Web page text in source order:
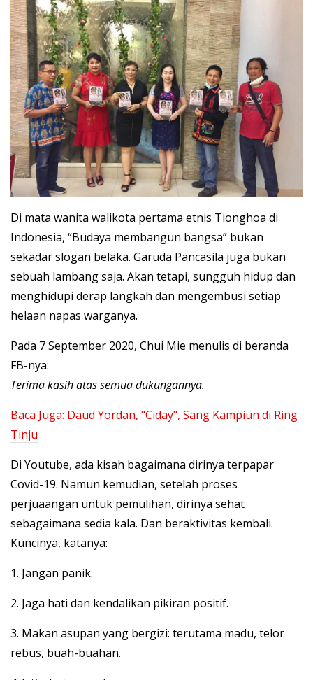
Di mata wanita walikota pertama etnis Tionghoa di
Indonesia, “Budaya membangun bangsa” bukan
sekadar slogan belaka. Garuda Pancasila juga bukan
sebuah lambang saja. Akan tetapi, sungguh hidup dan
menghidupi derap langkah dan mengembusi setiap
helaan napas warganya.
Pada 7 September 2020, Chui Mie menulis di beranda
FB-nya:
Terima kasih atas semua dukungannya.
Baca Juga: Daud Yordan, "Ciday", Sang Kampiun di Ring
Tinju
Di Youtube, ada kisah bagaimana dirinya terpapar
Covid-19. Namun kemudian, setelah proses
perjuaangan untuk pemulihan, dirinya sehat
sebagaimana sedia kala. Dan beraktivitas kembali.
Kuncinya, katanya:
1. Jangan panik.
2. Jaga hati dan kendalikan pikiran positif.
3. Makan asupan yang bergizi: terutama madu, telor
rebus, buah-buahan.